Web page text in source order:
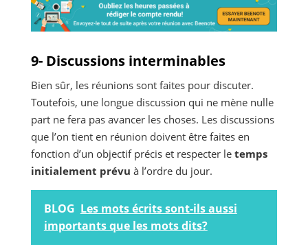
9- Discussions interminables
Bien sûr, les réunions sont faites pour discuter.
Toutefois, une longue discussion qui ne mène nulle
part ne fera pas avancer les choses. Les discussions
que l’on tient en réunion doivent être faites en
fonction d’un objectif précis et respecter le temps
initialement prévu à l’ordre du jour.
BLOG Les mots écrits sont-ils aussi
importants que les mots dits?